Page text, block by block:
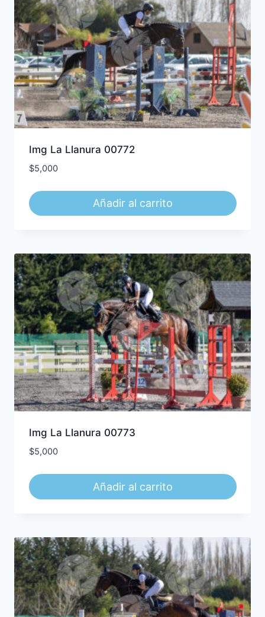
Img La Llanura 00772
$5,000
Añadir al carrito
Img La Llanura 00773
$5,000
Añadir al carrito